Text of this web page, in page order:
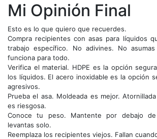
Mi Opinión Final
Esto es lo que quiero que recuerdes.
Compra recipientes con asas para líquidos
trabajo específico. No adivines. No
funciona para todo.
Verifica el material. HDPE es la opción
los líquidos. El acero inoxidable es la opción
agresivos.
Prueba el asa. Moldeada es mejor.
es riesgosa.
Conoce tu peso. Mantente por debajo
levantas solo.
Reemplaza los recipientes viejos. Fallan